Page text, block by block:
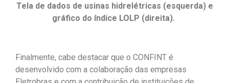
Tela de dados de usinas hidrelétricas (esquerda) e
gráfico do índice LOLP (direita).
Finalmente, cabe destacar que o CONFINT é
desenvolvido com a colaboração das empresas